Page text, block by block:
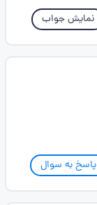
نمایش جواب
پاسخ به سوال